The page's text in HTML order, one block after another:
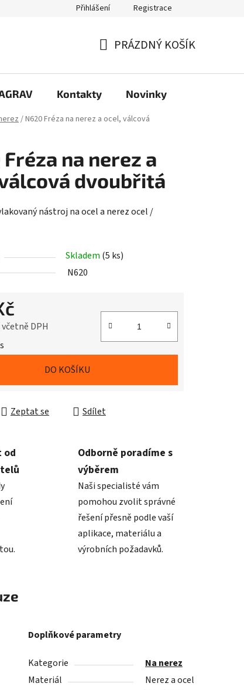
Přihlášení Registrace
KOŠÍK
PRÁZDNÝ KOŠÍK
Kontakty Novinky
/N620 Fréza na nerez a ocel, válcová
na nerez a
dvoubřitá
nástroj na ocel a nerez ocel /
Skladem (5 ks)
N620
včetně DPH
DO KOŠÍKU
Zeptat se Sdílet
od
Odborně poradíme s
výběrem
Naši specialisté vám
pomohou zvolit správné
řešení přesně podle vaší
aplikace, materiálu a
výrobních požadavků.
Doplňkové parametry
Kategorie
Na nerez
Materiál
Nerez a ocel